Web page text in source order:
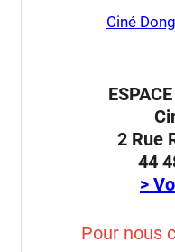
Ciné
2 Rue
44
>
Pour nous